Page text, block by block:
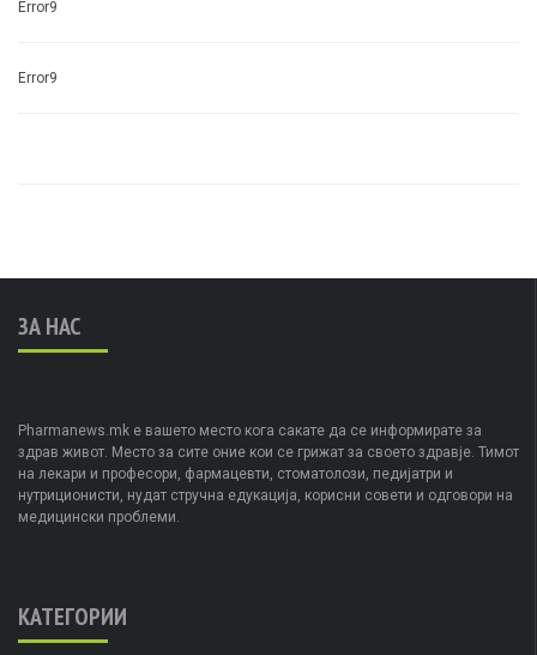
Error9
Error9
ЗА НАС
Pharmanews.mk е вашето место кога сакате да се информирате за
здрав живот. Место за сите оние кои се грижат за своето здравје. Тимот
на лекари и професори, фармацевти, стоматолози, педијатри и
нутриционисти, нудат стручна едукација, корисни совети и одговори на
медицински проблеми.
КАТЕГОРИИ